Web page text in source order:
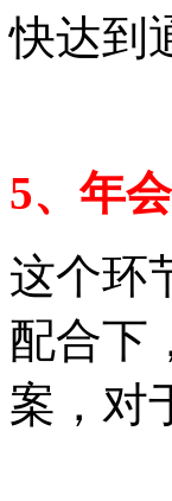
快达到
5、年
这个环
配合下
案，对